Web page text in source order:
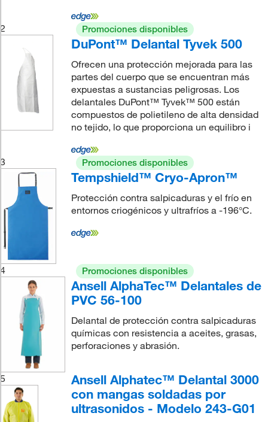
2 Promociones disponibles
DuPont™ Delantal Tyvek 500
Ofrecen una protección mejorada para las
partes del cuerpo que se encuentran más
expuestas a sustancias peligrosas. Los
delantales DuPont™ Tyvek™ 500 están
compuestos de polietileno de alta densidad
no tejido, lo que proporciona un equilibro i
3 Promociones disponibles
Tempshield™ Cryo-Apron™
Protección contra salpicaduras y el frío en
entornos criogénicos y ultrafríos a -196°C.
4 Promociones disponibles
Ansell AlphaTec™ Delantales de
PVC 56-100
Delantal de protección contra salpicaduras
químicas con resistencia a aceites, grasas,
perforaciones y abrasión.
5
Ansell Alphatec™ Delantal 3000
con mangas soldadas por
ultrasonidos - Modelo 243-G01